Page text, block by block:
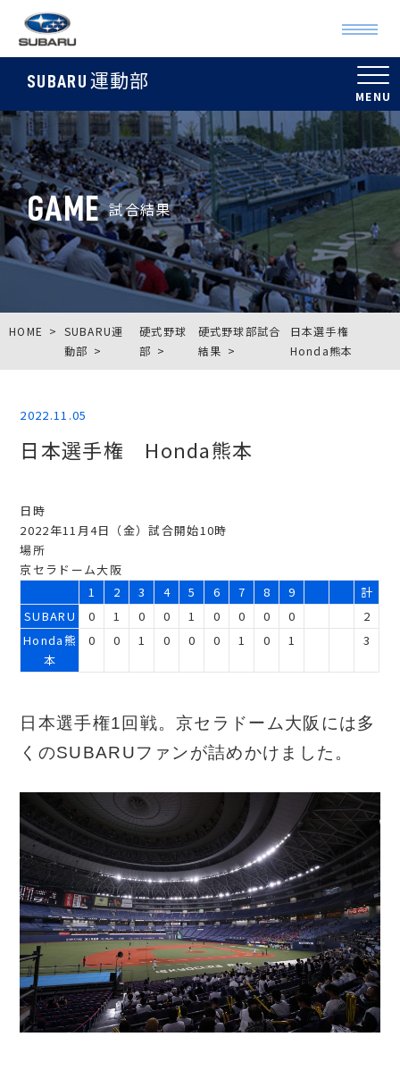
SUBARU 運動部
GAME 試合結果
HOME
SUBARU運
動部
硬式野球
部
硬式野球部試合
結果
日本選手権
Honda熊本
2022.11.05
日本選手権 Honda熊本
日時
2022年11月4日（金）試合開始10時
場所
京セラドーム大阪
1
2 3 4 5 6 7 8 9
計
SUBARU
0 1 0 0 1 0 0 0 0
2
Honda熊
本
0 0 1 0 0 0 1 0 1 3
日本選手権1回戦。京セラドーム大阪には多
くのSUBARUファンが詰めかけました。